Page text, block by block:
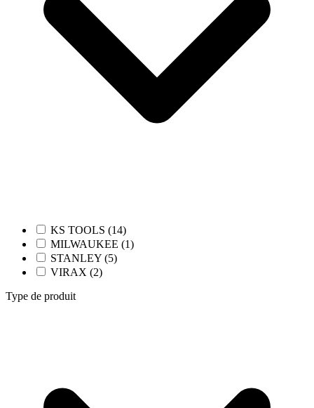
KS TOOLS (14)
MILWAUKEE (1)
STANLEY (5)
VIRAX (2)
Type de produit